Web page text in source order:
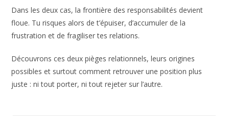
Dans les deux cas, la frontière des responsabilités devient
floue. Tu risques alors de t’épuiser, d’accumuler de la
frustration et de fragiliser tes relations.
Découvrons ces deux pièges relationnels, leurs origines
possibles et surtout comment retrouver une position plus
juste : ni tout porter, ni tout rejeter sur l’autre.